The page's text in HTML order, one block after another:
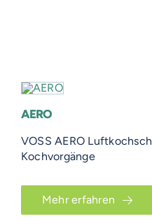
AERO
VOSS AERO
Kochvorgänge
Mehr erfahren